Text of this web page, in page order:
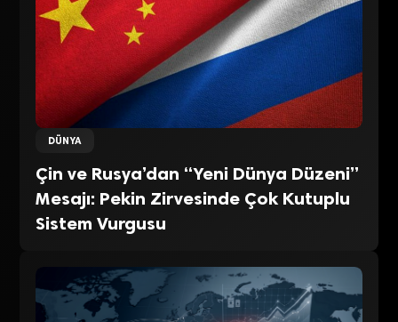
DÜNYA
Çin ve Rusya’dan “Yeni Dünya Düzeni”
Mesajı: Pekin Zirvesinde Çok Kutuplu
Sistem Vurgusu